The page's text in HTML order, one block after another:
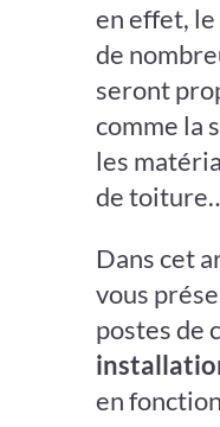
en effet,
de
seront
comme la
les
de
Dans cet
vous
postes de
en